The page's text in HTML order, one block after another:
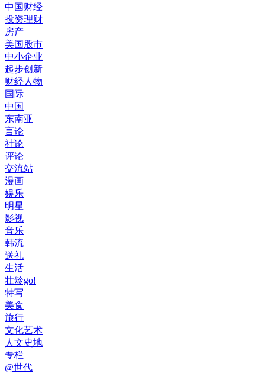
中国财经
投资理财
房产
美国股市
中小企业
起步创新
财经人物
国际
中国
东南亚
言论
社论
评论
交流站
漫画
娱乐
明星
影视
音乐
韩流
送礼
生活
壮龄go!
特写
美食
旅行
文化艺术
人文史地
专栏
@世代